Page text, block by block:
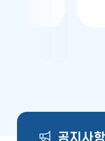
공지사항